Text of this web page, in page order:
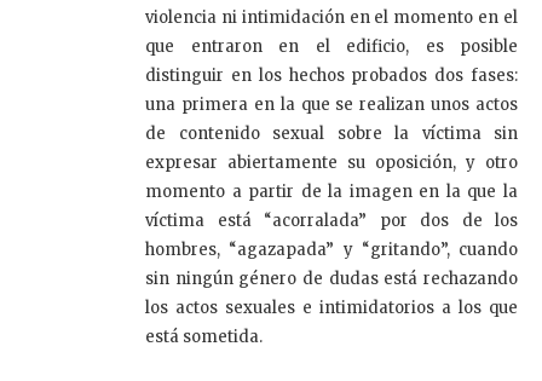
violencia ni intimidación en el momento en el
que entraron en el edificio, es posible
distinguir en los hechos probados dos fases:
una primera en la que se realizan unos actos
de contenido sexual sobre la víctima sin
expresar abiertamente su oposición, y otro
momento a partir de la imagen en la que la
víctima está “acorralada” por dos de los
hombres, “agazapada” y “gritando”, cuando
sin ningún género de dudas está rechazando
los actos sexuales e intimidatorios a los que
está sometida.